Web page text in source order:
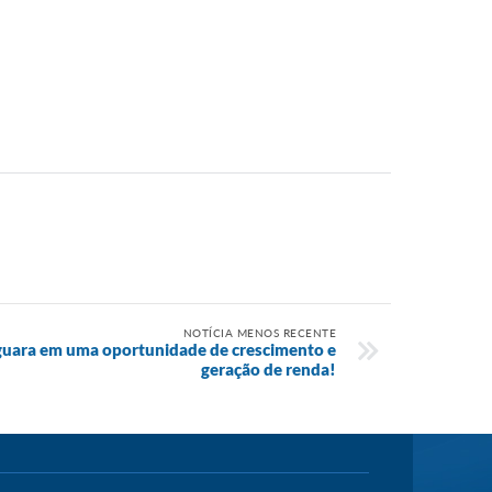
NOTÍCIA MENOS RECENTE
em uma oportunidade de crescimento e
geração de renda!